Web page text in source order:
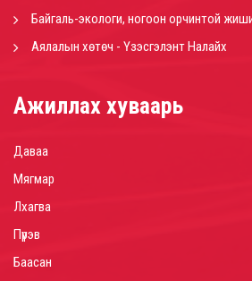
Байгаль-экологи, ногоон орчинтой жишиг
Аялалын хөтөч - Үзэсгэлэнт Налайх
Ажиллах хуваарь
Даваа
Мягмар
Лхагва
Пүрэв
Баасан